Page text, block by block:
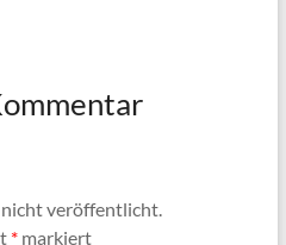
veröffentlicht.
*markiert